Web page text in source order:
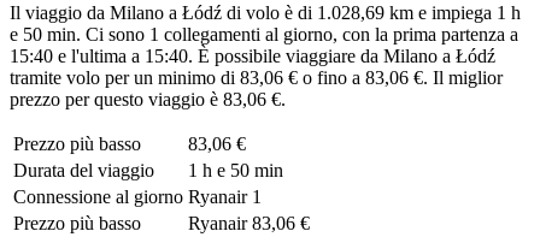
Il viaggio da Milano a Łódź di volo è di 1.028,69 km e impiega 1 h
e 50 min. Ci sono 1 collegamenti al giorno, con la prima partenza a
15:40 e l'ultima a 15:40. È possibile viaggiare da Milano a Łódź
tramite volo per un minimo di 83,06 € o fino a 83,06 €. Il miglior
prezzo per questo viaggio è 83,06 €.
Prezzo più basso
83,06 €
Durata del viaggio
1 h e 50 min
Connessione al giorno Ryanair 1
Prezzo più basso
Ryanair 83,06 €